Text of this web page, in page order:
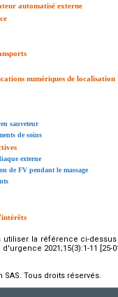
automatisé externe
numériques de localisation
sauveteur
de soins
externe
de FV pendant le massage
utiliser la référence ci-
2021;15(3):1-11 [25-
Tous droits réservés.